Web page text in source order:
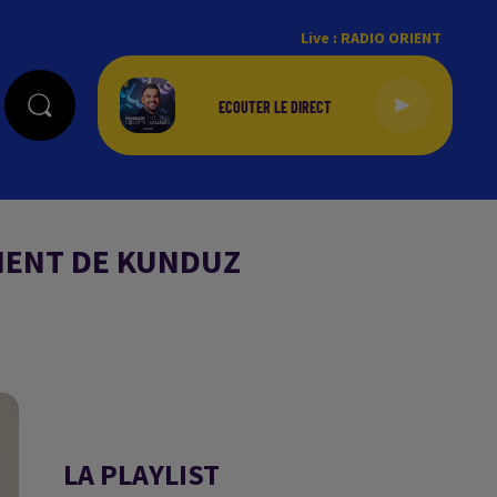
Live : RADIO ORIENT
DE KUNDUZ
LA PLAYLIST